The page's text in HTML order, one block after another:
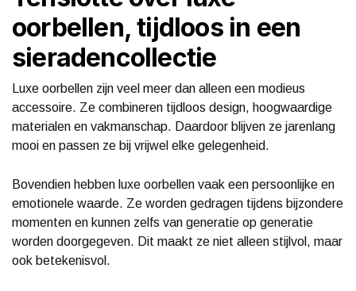
oorbellen, tijdloos in een
sieradencollectie
Luxe oorbellen zijn veel meer dan alleen een modieus
accessoire. Ze combineren tijdloos design, hoogwaardige
materialen en vakmanschap. Daardoor blijven ze jarenlang
mooi en passen ze bij vrijwel elke gelegenheid.
Bovendien hebben luxe oorbellen vaak een persoonlijke en
emotionele waarde. Ze worden gedragen tijdens bijzondere
momenten en kunnen zelfs van generatie op generatie
worden doorgegeven. Dit maakt ze niet alleen stijlvol, maar
ook betekenisvol.